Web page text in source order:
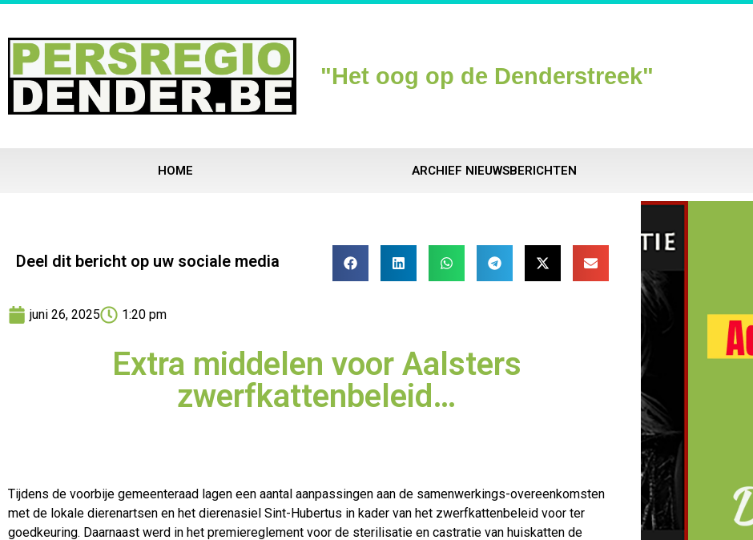
"Het oog op de Denderstreek"
HOME ARCHIEF NIEUWSBERICHTEN
Deel dit bericht op uw sociale media
juni 26, 2025 1:20 pm
Extra middelen voor Aalsters
zwerfkattenbeleid…
Tijdens de voorbije gemeenteraad lagen een aantal aanpassingen aan de samenwerkings-overeenkomsten
met de lokale dierenartsen en het dierenasiel Sint-Hubertus in kader van het zwerfkattenbeleid voor ter
goedkeuring. Daarnaast werd in het premiereglement voor de sterilisatie en castratie van huiskatten de